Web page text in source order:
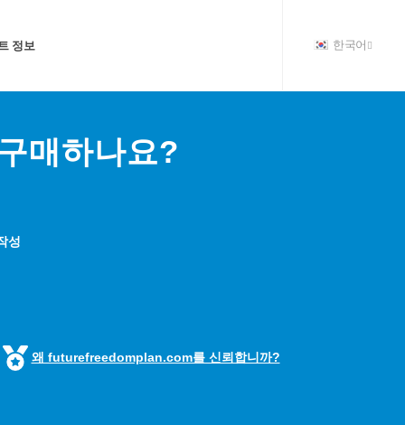
정보 한국어
매하나요?
성
왜 futurefreedomplan.com를 신뢰합니까?